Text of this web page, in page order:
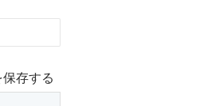
存する